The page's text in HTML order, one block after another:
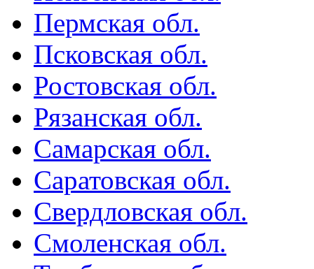
Пермская обл.
Псковская обл.
Ростовская обл.
Рязанская обл.
Самарская обл.
Саратовская обл.
Свердловская обл.
Смоленская обл.